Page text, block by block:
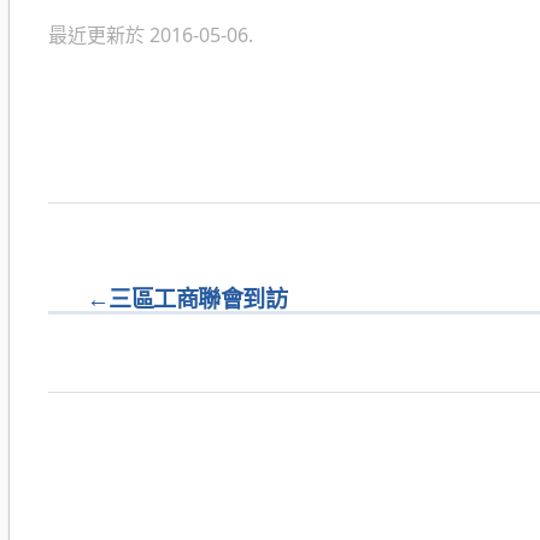
最近更新於 2016-05-06.
←三區工商聯會到訪